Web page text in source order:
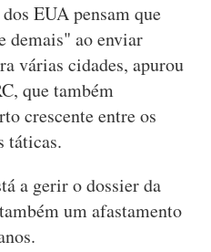
EUA pensam que
demais" ao enviar
várias cidades, apurou
que também
crescente entre os
táticas.
a gerir o dossier da
um afastamento